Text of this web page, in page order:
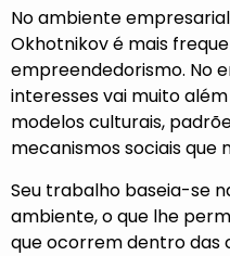
No ambiente
Okhotnikové mais
empreendedorismo. No
interesses vai muito
modelos culturais,
mecanismos sociais que
Seu trabalho baseia-se
ambiente, o que lhe
que ocorrem dentro das